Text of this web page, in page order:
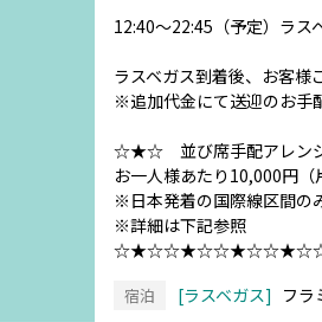
12:40～22:45（予定）ラス
ラスベガス到着後、お客様
※追加代金にて送迎のお手
☆★☆ 並び席手配アレン
お一人様あたり10,000円
※日本発着の国際線区間の
※詳細は下記参照
宿泊 ラスベガス フラ